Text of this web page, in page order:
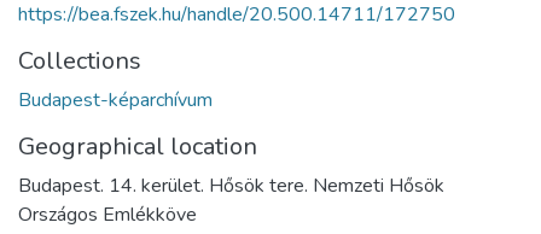
https://bea.fszek.hu/handle/20.500.14711/172750
Collections
Budapest-képarchívum
Geographical location
Budapest. 14. kerület. Hősök tere. Nemzeti Hősök
Országos Emlékköve